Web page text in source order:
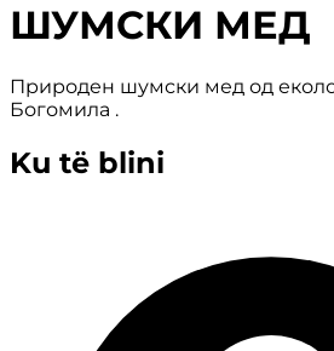
ШУМСКИ МЕД
Природен шумски мед од
Богомила .
Ku të blini